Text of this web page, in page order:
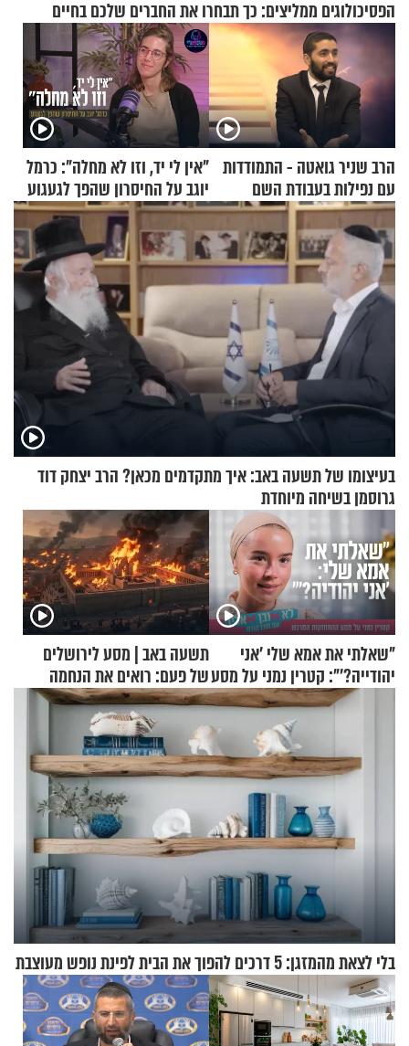
הפסיכולוגים ממליצים: כך תבחרו את החברים שלכם בחיים
הרב שניר גואטה - התמודדות
עם נפילות בעבודת השם
"אין לי יד, וזו לא מחלה": כרמל
יוגב על החיסרון שהפך לגעגוע
בעיצומו של תשעה באב: איך מתקדמים מכאן? הרב יצחק דוד
גרוסמן בשיחה מיוחדת
"שאלתי את אמא שלי 'אני
יהודייה?'": קטרין נמני על מסע
ההתחזקות המרגש
תשעה באב | מסע לירושלים
של פעם: רואים את הנחמה
בלי לצאת מהמזגן: 5 דרכים להפוך את הבית לפינת נופש מעוצבת